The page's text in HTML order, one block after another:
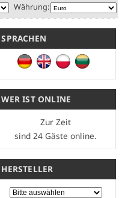
Währung:
SPRACHEN
WER IST ONLINE
Zur Zeit
sind 24 Gäste online.
HERSTELLER
Bitte wählen Sie ...